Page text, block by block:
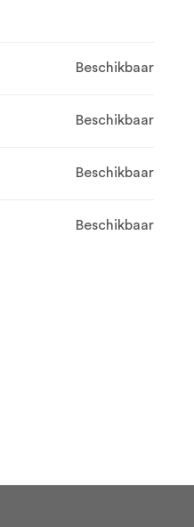
Beschikbaar
Beschikbaar
Beschikbaar
Beschikbaar